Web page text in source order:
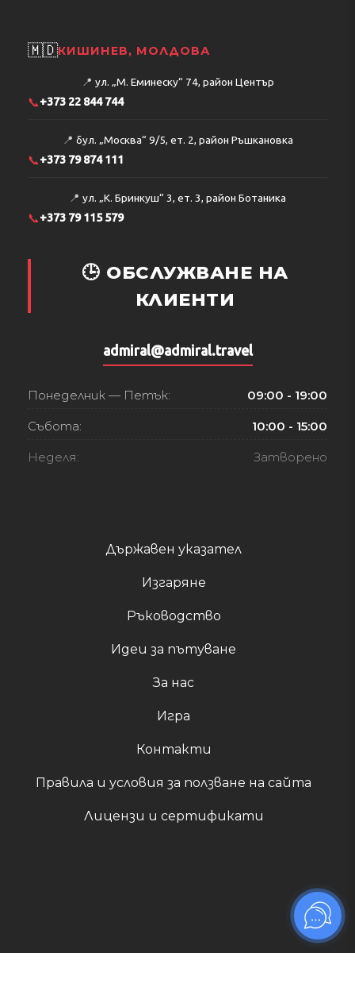
Държавен указател
Изгаряне
Ръководство
Идеи за пътуване
За нас
Игра
Контакти
Правила и условия за ползване на сайта
Лицензи и сертификати
🇲🇩КИШИНЕВ, МОЛДОВА
📍 ул. „М. Еминеску“ 74, район Център
📞+373 22 844 744
📍 бул. „Москва“ 9/5, ет. 2, район Ръшкановка
📞+373 79 874 111
📍 ул. „К. Бринкуш“ 3, ет. 3, район Ботаника
📞+373 79 115 579
🕒 ОБСЛУЖВАНЕ НА
КЛИЕНТИ
admiral@admiral.travel
Понеделник — Петък: 09:00 - 19:00
Събота: 10:00 - 15:00
Неделя: Затворено